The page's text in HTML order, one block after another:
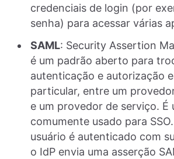
credenciais de login (por
senha) para acessar várias
SAML: Security Assertion
é um padrão aberto para
autenticação e autorização
particular, entre um
e um provedor de serviço. É
comumente usado para
usuário é autenticado com
o IdP envia uma asserção